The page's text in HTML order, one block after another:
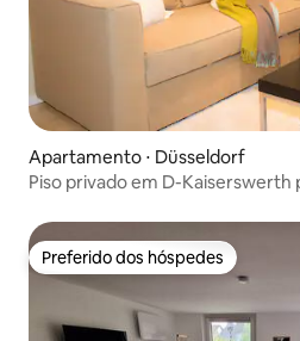
Apartamento ⋅ Düsseldorf
Piso privado em D-Kaiserswerth
Preferido dos hóspedes
Preferido dos hóspedes